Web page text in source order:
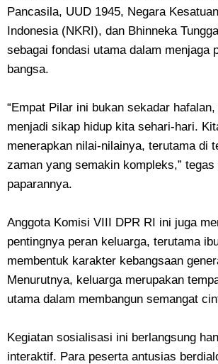
Pancasila, UUD 1945, Negara
Indonesia (NKRI), dan Bhinneka
sebagai fondasi utama dalam menjaga
bangsa.
“Empat Pilar ini bukan sekadar
menjadi sikap hidup kita sehari-hari.
menerapkan nilai-nilainya, terutama di
zaman yang semakin kompleks,”
paparannya.
Anggota Komisi VIII DPR RI ini juga
pentingnya peran keluarga, terutama
membentuk karakter kebangsaan
Menurutnya, keluarga merupakan
utama dalam membangun semangat
Kegiatan sosialisasi ini berlangsung
interaktif. Para peserta antusias